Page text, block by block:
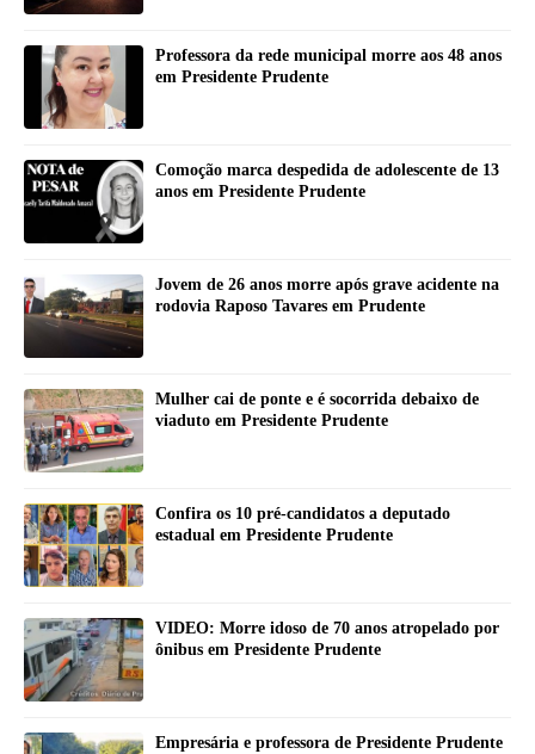
Professora da rede municipal morre aos 48 anos
em Presidente Prudente
Comoção marca despedida de adolescente de 13
anos em Presidente Prudente
Jovem de 26 anos morre após grave acidente na
rodovia Raposo Tavares em Prudente
Mulher cai de ponte e é socorrida debaixo de
viaduto em Presidente Prudente
Confira os 10 pré-candidatos a deputado
estadual em Presidente Prudente
VIDEO: Morre idoso de 70 anos atropelado por
ônibus em Presidente Prudente
Empresária e professora de Presidente Prudente